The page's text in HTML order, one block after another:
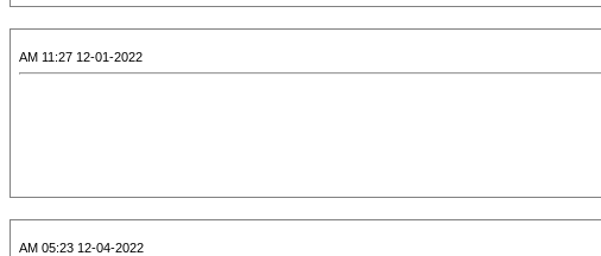
12-01-2022 11:27 AM
12-04-2022 05:23 AM